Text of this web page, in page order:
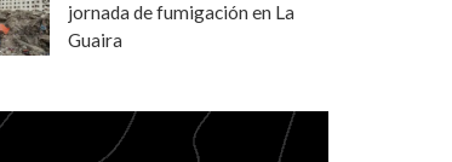
jornada de fumigación en La
Guaira